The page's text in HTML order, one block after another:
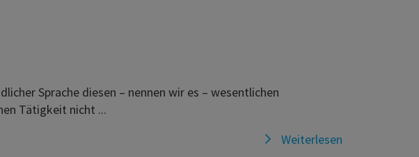
Sprache diesen – nennen wir es – wesentlichen
Tätigkeit nicht ...
Weiterlesen